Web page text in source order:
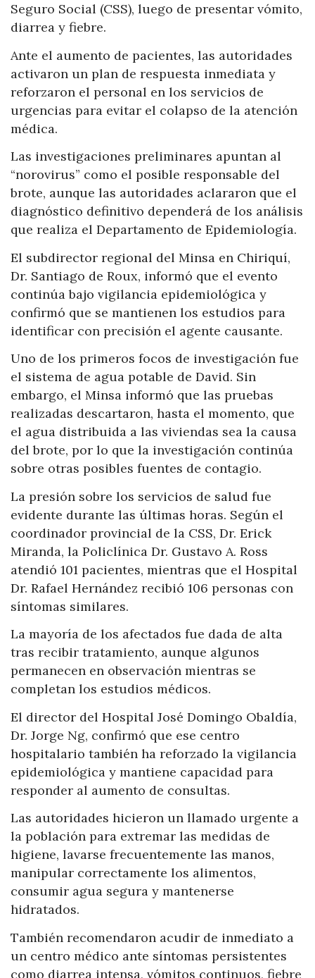
Seguro Social (CSS), luego de presentar vómito,
diarrea y fiebre.
Ante el aumento de pacientes, las autoridades
activaron un plan de respuesta inmediata y
reforzaron el personal en los servicios de
urgencias para evitar el colapso de la atención
médica.
Las investigaciones preliminares apuntan al
“norovirus” como el posible responsable del
brote, aunque las autoridades aclararon que el
diagnóstico definitivo dependerá de los análisis
que realiza el Departamento de Epidemiología.
El subdirector regional del Minsa en Chiriquí,
Dr. Santiago de Roux, informó que el evento
continúa bajo vigilancia epidemiológica y
confirmó que se mantienen los estudios para
identificar con precisión el agente causante.
Uno de los primeros focos de investigación fue
el sistema de agua potable de David. Sin
embargo, el Minsa informó que las pruebas
realizadas descartaron, hasta el momento, que
el agua distribuida a las viviendas sea la causa
del brote, por lo que la investigación continúa
sobre otras posibles fuentes de contagio.
La presión sobre los servicios de salud fue
evidente durante las últimas horas. Según el
coordinador provincial de la CSS, Dr. Erick
Miranda, la Policlínica Dr. Gustavo A. Ross
atendió 101 pacientes, mientras que el Hospital
Dr. Rafael Hernández recibió 106 personas con
síntomas similares.
La mayoría de los afectados fue dada de alta
tras recibir tratamiento, aunque algunos
permanecen en observación mientras se
completan los estudios médicos.
El director del Hospital José Domingo Obaldía,
Dr. Jorge Ng, confirmó que ese centro
hospitalario también ha reforzado la vigilancia
epidemiológica y mantiene capacidad para
responder al aumento de consultas.
Las autoridades hicieron un llamado urgente a
la población para extremar las medidas de
higiene, lavarse frecuentemente las manos,
manipular correctamente los alimentos,
consumir agua segura y mantenerse
hidratados.
También recomendaron acudir de inmediato a
un centro médico ante síntomas persistentes
como diarrea intensa, vómitos continuos, fiebre